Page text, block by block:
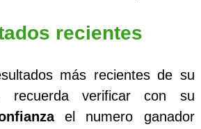
recientes
más recientes de su
recuerda verificar con su
el numero ganador